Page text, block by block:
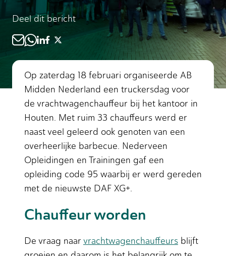
Deel dit bericht
Op zaterdag 18 februari organiseerde AB
Midden Nederland een truckersdag voor
de vrachtwagenchauffeur bij het kantoor in
Houten. Met ruim 33 chauffeurs werd er
naast veel geleerd ook genoten van een
overheerlijke barbecue. Nederveen
Opleidingen en Trainingen gaf een
opleiding code 95 waarbij er werd gereden
met de nieuwste DAF XG+.
Chauffeur worden
De vraag naar vrachtwagenchauffeurs blijft